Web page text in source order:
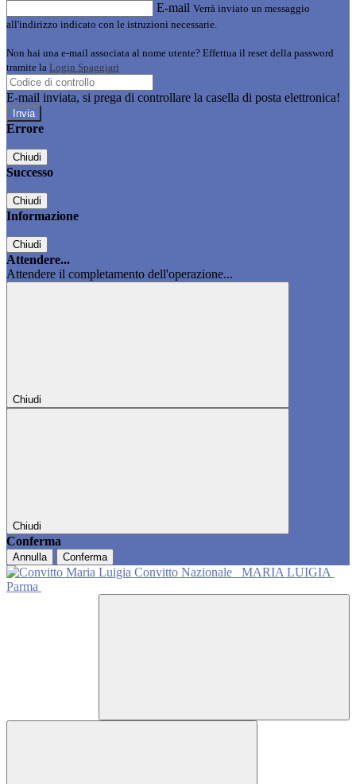
E-mail Verrà inviato un messaggio
all'indirizzo indicato con le istruzioni necessarie.
Non hai una e-mail associata al nome utente? Effettua il reset della password
tramite la Login Spaggiari
E-mail inviata, si prega di controllare la casella di posta elettronica!
Errore
Chiudi
Successo
Chiudi
Informazione
Chiudi
Attendere...
Attendere il completamento dell'operazione...
Chiudi
Chiudi
Conferma
Annulla Conferma
Convitto Nazionale
MARIA LUIGIA
Parma